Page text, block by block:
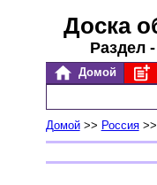
Доска
Раздел
Домой
Домой>> Россия>>